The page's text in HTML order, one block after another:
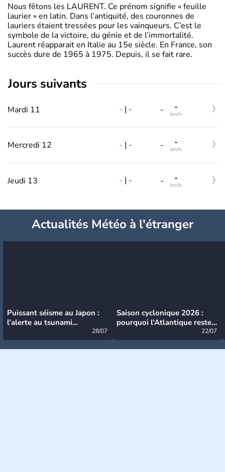
Nous fêtons les LAURENT. Ce prénom signifie « feuille
laurier » en latin. Dans l’antiquité, des couronnes de
lauriers étaient tressées pour les vainqueurs. C’est le
symbole de la victoire, du génie et de l’immortalité.
Laurent réapparait en Italie au 15e siècle. En France, son
succès dure de 1965 à 1975. Depuis, il se fait rare.
jours suivants
Mardi 11 - | - - -
km/h
Mercredi 12 - | - - -
km/h
Jeudi 13 - | - - -
km/h
Actualités Météo à l'étranger
Puissant séisme au Japon :
l’alerte au tsunami
28/07
Saison cyclonique 2026 :
pourquoi l’Atlantique reste
22/07